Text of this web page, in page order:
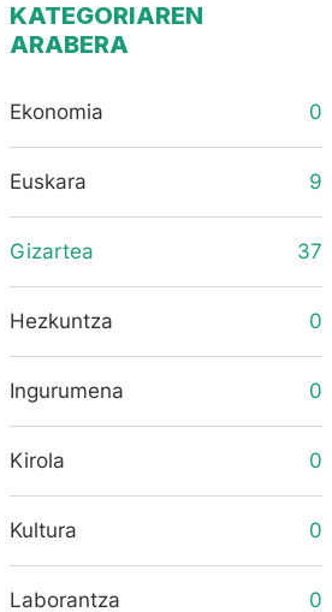
KATEGORIAREN
ARABERA
Ekonomia 0
Euskara 9
Gizartea 37
Hezkuntza 0
Ingurumena 0
Kirola 0
Kultura 0
Laborantza 0